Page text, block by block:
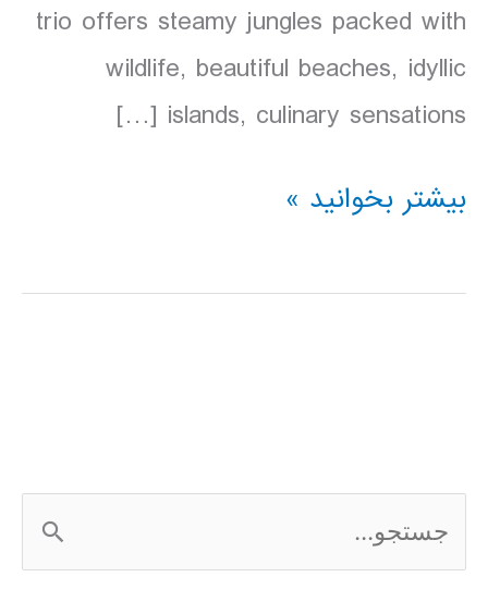
trio offers steamy jungles packed with
wildlife, beautiful beaches, idyllic
islands, culinary sensations […]
دانلود
Lonely
برونئی
2016
بیشتر بخوانید »
س